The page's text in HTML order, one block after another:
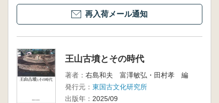
再入荷メール通知
王山古墳とその時代
著者： 右島和夫 富澤敏弘・田村孝 編
発行元： 東国古文化研究所
出版年： 2025/09